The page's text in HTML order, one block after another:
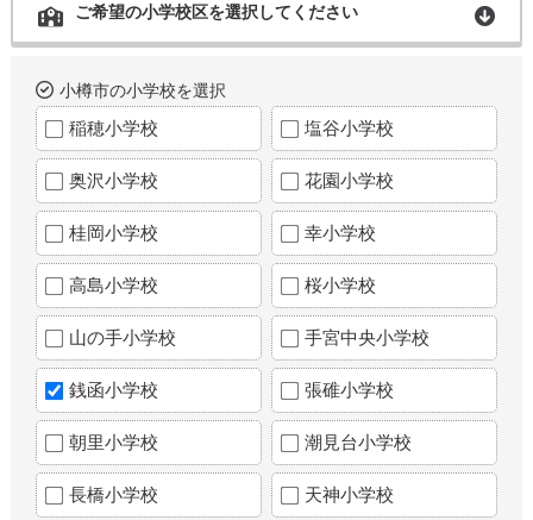
ご希望の小学校区を選択してください
小樽市の小学校を選択
稲穂小学校 塩谷小学校
奥沢小学校 花園小学校
桂岡小学校 幸小学校
高島小学校 桜小学校
山の手小学校 手宮中央小学校
銭函小学校 張碓小学校
朝里小学校 潮見台小学校
長橋小学校 天神小学校